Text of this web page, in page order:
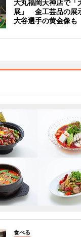
大丸福岡天神店で「
展」 金工芸品の展
大谷選手の黄金像も
食べる